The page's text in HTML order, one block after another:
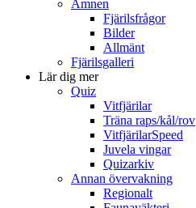
Ämnen
Fjärilsfrågor
Bilder
Allmänt
Fjärilsgalleri
Lär dig mer
Quiz
Vitfjärilar
Träna raps/kål/rov
VitfjärilarSpeed
Juvela vingar
Quizarkiv
Annan övervakning
Regionalt